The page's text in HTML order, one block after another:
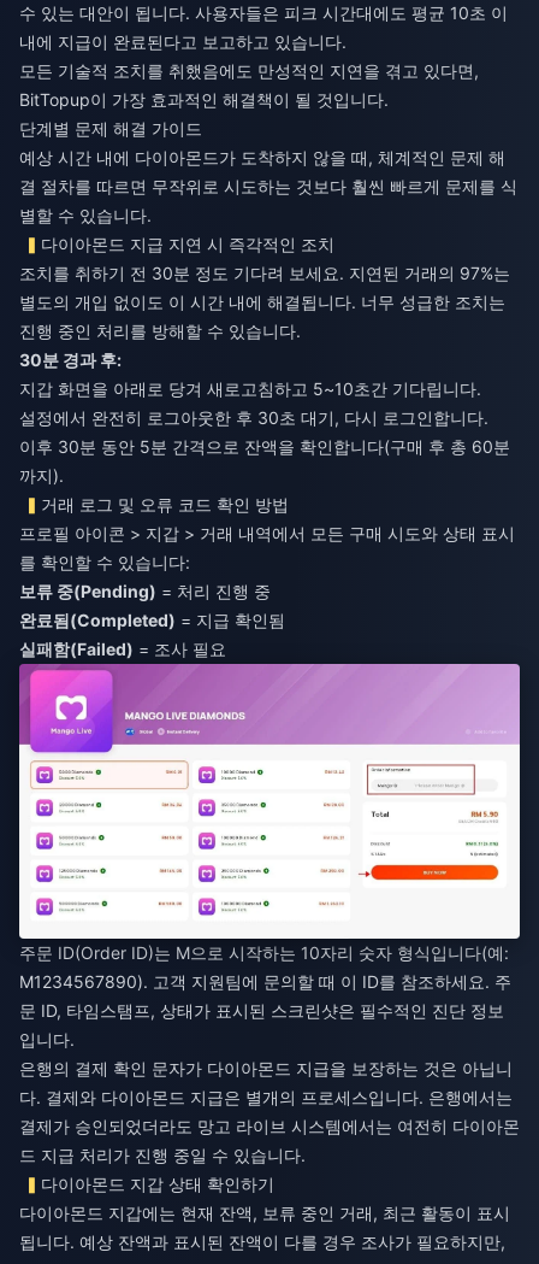
수 있는 대안이 됩니다. 사용자들은 피크 시간대에도 평균 10초 이
내에 지급이 완료된다고 보고하고 있습니다.
모든 기술적 조치를 취했음에도 만성적인 지연을 겪고 있다면,
BitTopup이 가장 효과적인 해결책이 될 것입니다.
단계별 문제 해결 가이드
예상 시간 내에 다이아몬드가 도착하지 않을 때, 체계적인 문제 해
결 절차를 따르면 무작위로 시도하는 것보다 훨씬 빠르게 문제를 식
별할 수 있습니다.
다이아몬드 지급 지연 시 즉각적인 조치
조치를 취하기 전 30분 정도 기다려 보세요. 지연된 거래의 97%는
별도의 개입 없이도 이 시간 내에 해결됩니다. 너무 성급한 조치는
진행 중인 처리를 방해할 수 있습니다.
30분 경과 후:
지갑 화면을 아래로 당겨 새로고침하고 5~10초간 기다립니다.
설정에서 완전히 로그아웃한 후 30초 대기, 다시 로그인합니다.
이후 30분 동안 5분 간격으로 잔액을 확인합니다(구매 후 총 60분
까지).
거래 로그 및 오류 코드 확인 방법
프로필 아이콘 > 지갑 > 거래 내역에서 모든 구매 시도와 상태 표시
를 확인할 수 있습니다:
보류 중(Pending) = 처리 진행 중
완료됨(Completed) = 지급 확인됨
실패함(Failed) = 조사 필요
주문 ID(Order ID)는 M으로 시작하는 10자리 숫자 형식입니다(예:
M1234567890). 고객 지원팀에 문의할 때 이 ID를 참조하세요. 주
문 ID, 타임스탬프, 상태가 표시된 스크린샷은 필수적인 진단 정보
입니다.
은행의 결제 확인 문자가 다이아몬드 지급을 보장하는 것은 아닙니
다. 결제와 다이아몬드 지급은 별개의 프로세스입니다. 은행에서는
결제가 승인되었더라도 망고 라이브 시스템에서는 여전히 다이아몬
드 지급 처리가 진행 중일 수 있습니다.
다이아몬드 지갑 상태 확인하기
다이아몬드 지갑에는 현재 잔액, 보류 중인 거래, 최근 활동이 표시
됩니다. 예상 잔액과 표시된 잔액이 다를 경우 조사가 필요하지만,